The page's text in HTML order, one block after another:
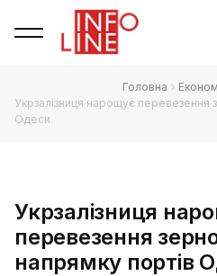
Головна
Укрзалізниця нарощує перевезення
Одеси
Укрзалізниця
перевезення
напрямку портів